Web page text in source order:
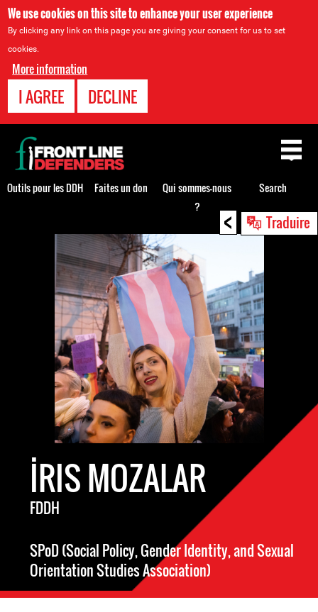
We use cookies on this site to enhance your user experience
By clicking any link on this page you are giving your consent for us to set
cookies.
More information
I AGREE DECLINE
< Traduire
İRIS MOZALAR
FDDH
SPoD (Social Policy, Gender Identity, and Sexual
Orientation Studies Association)
Back
to
top
Outils pour les DDH Faites un don
Qui sommes-nous
?
Search